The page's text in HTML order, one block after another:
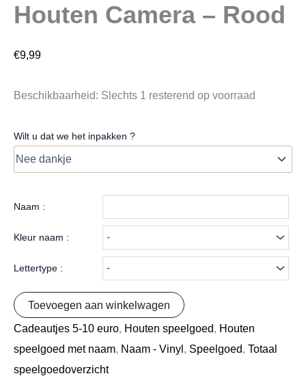
Houten Camera – Rood
€9,99
Beschikbaarheid: Slechts 1 resterend op voorraad
Wilt u dat we het inpakken ?
Naam :
Kleur naam :
Lettertype :
Toevoegen aan winkelwagen
Cadeautjes 5-10 euro Houten speelgoed Houten
speelgoed met naam Naam - Vinyl Speelgoed Totaal
speelgoedoverzicht